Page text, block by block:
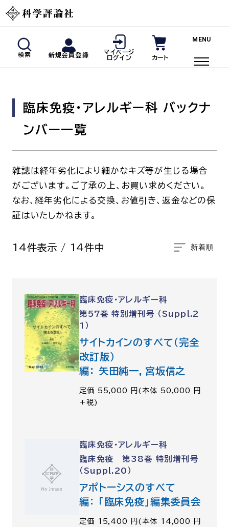
検索 新規会員登録
マイページ
ログイン
カート
新規会員登録
マイページログイン
投稿規定・著者の皆様へ
よくあるご質問
雑誌
脳神経内科(神経内科)
呼吸器内科 腫瘍内科
循環器内科
腎臓内科 消化器・肝臓内
腎臓内科・泌尿器科 泌尿器科
耳鼻咽喉科
特別増刊号
書籍
臨床免疫・アレルギー科 バックナ
ンバー一覧
雑誌は経年劣化により細かなキズ等が生じる場合
がございます。ご了承の上、お買い求めください。
なお、経年劣化による交換、お値引き、返金などの保
証はいたしかねます。
14件表示 / 14件中
臨床免疫・アレルギー科
第57巻 特別増刊号 （Suppl.2
1）
サイトカインのすべて（完全
改訂版）
編： 矢田純一，宮坂信之
定価 55,000 円(本体 50,000 円
+税)
臨床免疫・アレルギー科
臨床免疫 第38巻 特別増刊号
（Suppl.20）
アポトーシスのすべて
編： 「臨床免疫」編集委員会
定価 15,400 円(本体 14,000 円